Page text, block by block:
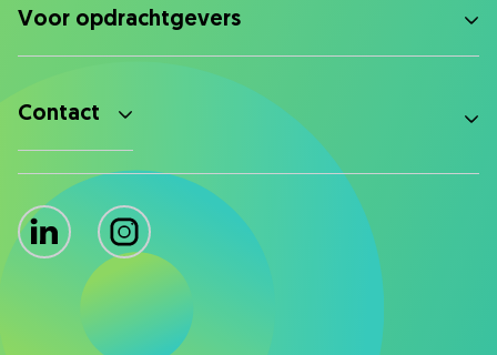
Voor opdrachtgevers
Contact
LinkedIn Instagram